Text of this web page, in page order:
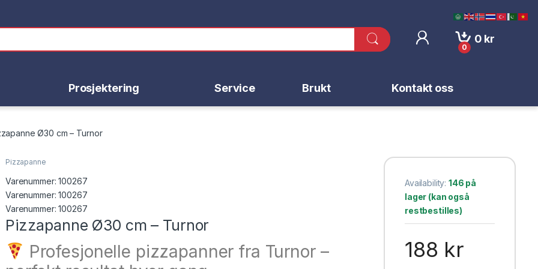
0
0 kr
Prosjektering Service Brukt Kontakt oss
Ø30 cm – Turnor
Pizzapanne
Varenummer:100267
Varenummer: 100267
Varenummer:100267
Pizzapanne Ø30 cm – Turnor
Profesjonelle pizzapanner fra Turnor –
Availability:146 på
lager (kan også
restbestilles)
188 kr